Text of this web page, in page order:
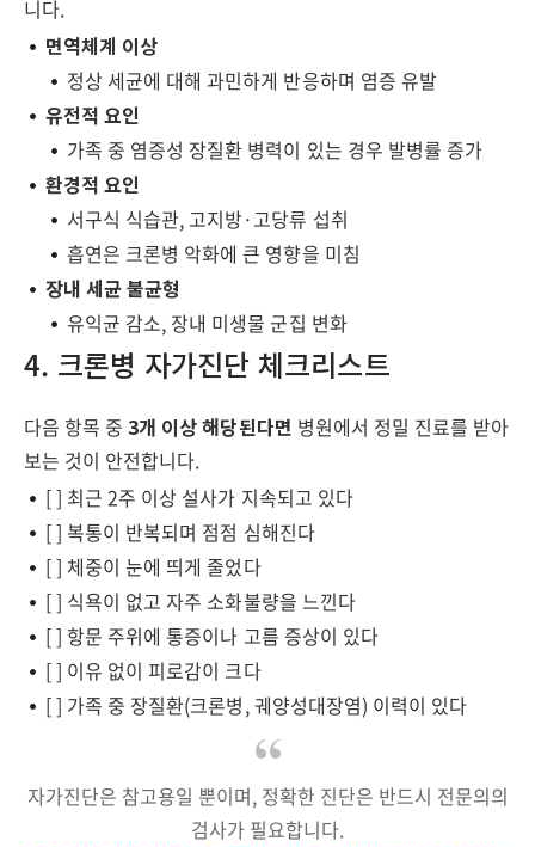
니다.
면역체계 이상
정상 세균에 대해 과민하게 반응하며 염증 유발
유전적 요인
가족 중 염증성 장질환 병력이 있는 경우 발병률 증가
환경적 요인
서구식 식습관, 고지방·고당류 섭취
흡연은 크론병 악화에 큰 영향을 미침
장내 세균 불균형
유익균 감소, 장내 미생물 군집 변화
4. 크론병 자가진단 체크리스트
다음 항목 중3개 이상 해당된다면 병원에서 정밀 진료를 받아
보는 것이 안전합니다.
[ ] 최근 2주 이상 설사가 지속되고 있다
[ ] 복통이 반복되며 점점 심해진다
[ ] 체중이 눈에 띄게 줄었다
[ ] 식욕이 없고 자주 소화불량을 느낀다
[ ] 항문 주위에 통증이나 고름 증상이 있다
[ ] 이유 없이 피로감이 크다
[ ] 가족 중 장질환(크론병, 궤양성대장염) 이력이 있다
자가진단은 참고용일 뿐이며, 정확한 진단은 반드시 전문의의
검사가 필요합니다.